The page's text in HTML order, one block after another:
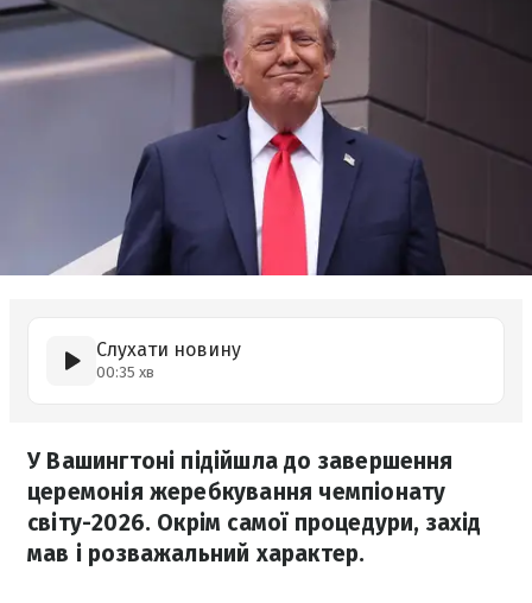
Слухати новину
00:35 хв
У Вашингтоні підійшла до завершення
церемонія жеребкування чемпіонату
світу-2026. Окрім самої процедури, захід
мав і розважальний характер.